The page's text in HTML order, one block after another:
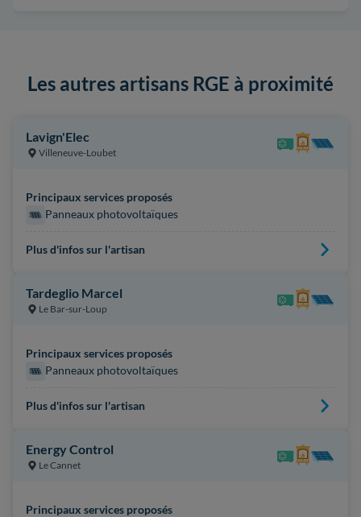
Les autres artisans RGE à proximité
Lavign'Elec
Villeneuve-Loubet
Principaux services proposés
Panneaux photovoltaïques
Plus d'infos sur l'artisan
Tardeglio Marcel
Le Bar-sur-Loup
Principaux services proposés
Panneaux photovoltaïques
Plus d'infos sur l'artisan
Energy Control
Le Cannet
Principaux services proposés